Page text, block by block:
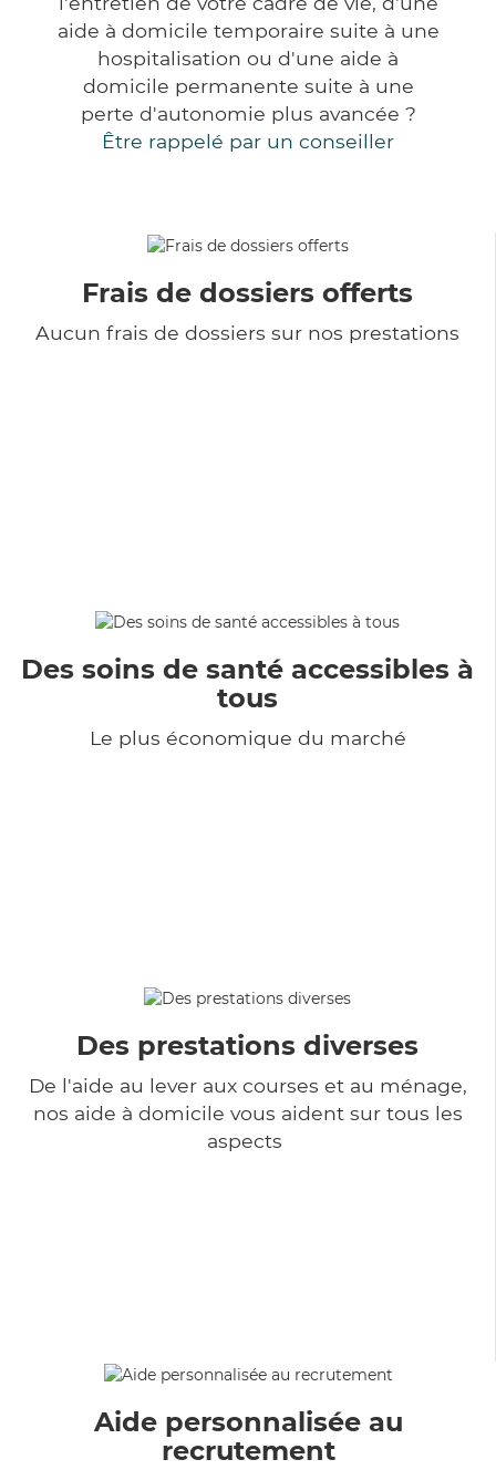
aide à domicile temporaire suite à une
hospitalisation ou d'une aide à
domicile permanente suite à une
perte d'autonomie plus avancée ?
Être rappelé par un conseiller
Frais de dossiers offerts
Aucun frais de dossiers sur nos prestations
Des soins de santé accessibles à
tous
Le plus économique du marché
Des prestations diverses
De l'aide au lever aux courses et au ménage,
nos aide à domicile vous aident sur tous les
aspects
Aide personnalisée au
recrutement